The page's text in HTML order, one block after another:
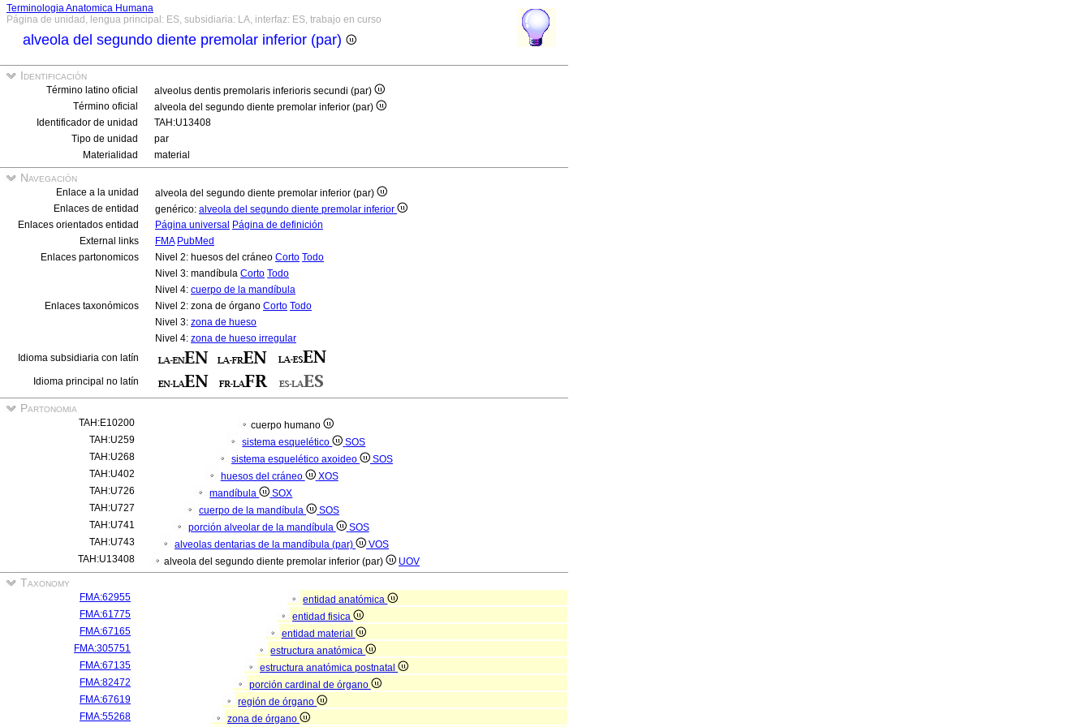
Terminologia Anatomica Humana
Página de unidad, lengua principal: ES, subsidiaria: LA, interfaz: ES, trabajo en curso
alveola del segundo diente premolar inferior (par)
Identificación
Término latino oficial
alveolus dentis premolaris inferioris secundi (par)
Término oficial
alveola del segundo diente premolar inferior (par)
Identificador de unidad
TAH:U13408
Tipo de unidad
par
Materialidad
material
Navegación
Enlace a la unidad
alveola del segundo diente premolar inferior (par)
Enlaces de entidad
genérico: alveola del segundo diente premolar inferior
Enlaces orientados entidad
Página universal Página de definición
External links
FMA PubMed
Enlaces partonomicos
Nivel 2: huesos del cráneo Corto Todo
Nivel 3: mandíbula Corto Todo
Nivel 4: cuerpo de la mandíbula
Enlaces taxonómicos
Nivel 2: zona de órgano Corto Todo
Nivel 3: zona de hueso
Nivel 4: zona de hueso irregular
Idioma subsidiaria con latín
Idioma principal no latín
Partonomia
TAH:E10200
cuerpo humano
TAH:U259
sistema esquelético
SOS
TAH:U268
sistema esquelético axoideo
SOS
TAH:U402
huesos del cráneo
XOS
TAH:U726
mandíbula
SOX
TAH:U727
cuerpo de la mandíbula
SOS
TAH:U741
porción alveolar de la mandíbula
SOS
TAH:U743
alveolas dentarias de la mandíbula (par)
VOS
TAH:U13408
alveola del segundo diente premolar inferior (par) UOV
Taxonomy
FMA:62955
entidad anatómica
FMA:61775
entidad fisica
FMA:67165
entidad material
FMA:305751
estructura anatómica
FMA:67135
estructura anatómica postnatal
FMA:82472
porción cardinal de órgano
FMA:67619
región de órgano
FMA:55268
zona de órgano